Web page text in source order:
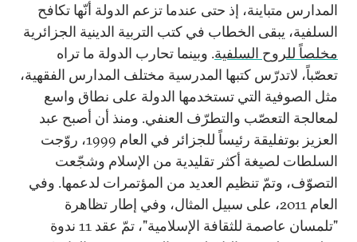
المدارس متباينة، إذ حتى عندما تزعم الدولة أنّها تكافح
السلفية، يبقى الخطاب في كتب التربية الدينية الجزائرية
مخلصاً للروح السلفية. وبينما تحارب الدولة ما تراه
تعصّباً، لاتدرّس كتبها المدرسية مختلف المدارس الفقهية،
مثل الصوفية التي تستخدمها الدولة على نطاق واسع
لمعالجة التعصّب والتطرّف العنفي. ومنذ أن أصبح عبد
العزيز بوتفليقة رئيساً للجزائر في العام 1999، روّجت
السلطات لصيغة أكثر تقليدية من الإسلام وشجّعت
التصوّف، وتمّ تنظيم العديد من المؤتمرات لدعمها. وفي
العام 2011، على سبيل المثال، وفي إطار تظاهرة
"تلمسان عاصمة للثقافة الإسلامية"، تمّ عقد 11 ندوة